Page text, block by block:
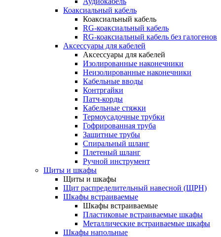
Коаксиальный кабель
Коаксиальный кабель
RG-коаксиальный кабель
RG-коаксиальный кабель без галогенов
Аксессуары для кабелей
Аксессуары для кабелей
Изолированные наконечники
Неизолированные наконечники
Кабельные вводы
Контргайки
Патч-корды
Кабельные стяжки
Термоусадочные трубки
Гофрированная труба
Защитные трубы
Спиральный шланг
Плетеный шланг
Ручной инструмент
Щиты и шкафы
Щиты и шкафы
Щит распределительный навесной (ЩРН)
Шкафы встраиваемые
Шкафы встраиваемые
Пластиковые встраиваемые шкафы
Металлические встраиваемые шкафы
Шкафы напольные